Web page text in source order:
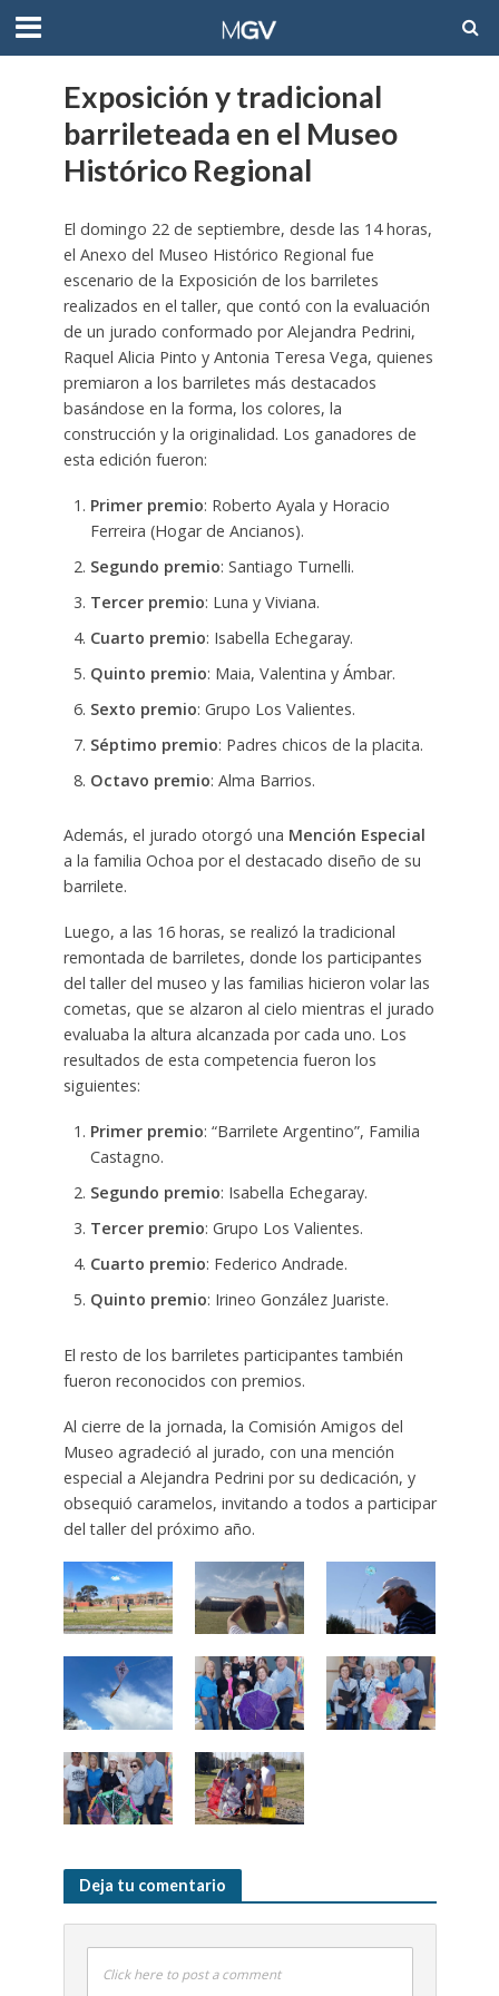
Exposición y tradicional
barrileteada en el Museo
Histórico Regional
El domingo 22 de septiembre, desde las 14 horas,
el Anexo del Museo Histórico Regional fue
escenario de la Exposición de los barriletes
realizados en el taller, que contó con la evaluación
de un jurado conformado por Alejandra Pedrini,
Raquel Alicia Pinto y Antonia Teresa Vega, quienes
premiaron a los barriletes más destacados
basándose en la forma, los colores, la
construcción y la originalidad. Los ganadores de
esta edición fueron:
Primer premio: Roberto Ayala y Horacio
Ferreira (Hogar de Ancianos).
Segundo premio: Santiago Turnelli.
Tercer premio: Luna y Viviana.
Cuarto premio: Isabella Echegaray.
Quinto premio: Maia, Valentina y Ámbar.
Sexto premio: Grupo Los Valientes.
Séptimo premio: Padres chicos de la placita.
Octavo premio: Alma Barrios.
Además, el jurado otorgó una Mención Especial
a la familia Ochoa por el destacado diseño de su
barrilete.
Luego, a las 16 horas, se realizó la tradicional
remontada de barriletes, donde los participantes
del taller del museo y las familias hicieron volar las
cometas, que se alzaron al cielo mientras el jurado
evaluaba la altura alcanzada por cada uno. Los
resultados de esta competencia fueron los
siguientes:
Primer premio: “Barrilete Argentino”, Familia
Castagno.
Segundo premio: Isabella Echegaray.
Tercer premio: Grupo Los Valientes.
Cuarto premio: Federico Andrade.
Quinto premio: Irineo González Juariste.
El resto de los barriletes participantes también
fueron reconocidos con premios.
Al cierre de la jornada, la Comisión Amigos del
Museo agradeció al jurado, con una mención
especial a Alejandra Pedrini por su dedicación, y
obsequió caramelos, invitando a todos a participar
del taller del próximo año.
Deja tu comentario
Click here to post a comment